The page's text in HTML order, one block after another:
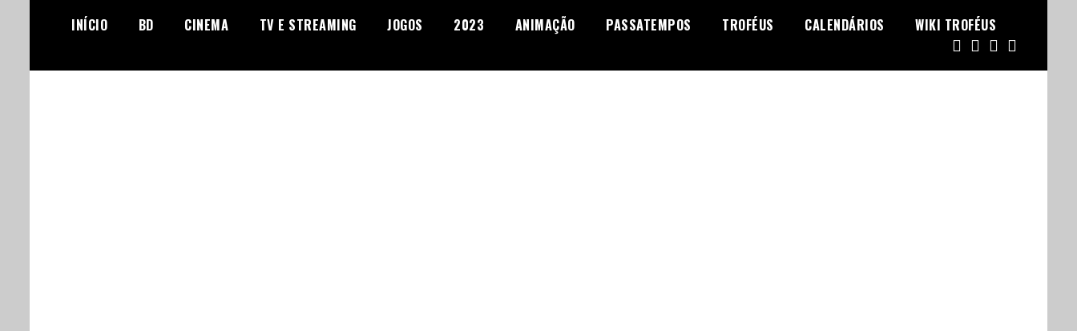
INÍCIO BD CINEMA TV E STREAMING JOGOS 2023 ANIMAÇÃO PASSATEMPOS TROFÉUS CALENDÁRIOS WIKI TROFÉUS